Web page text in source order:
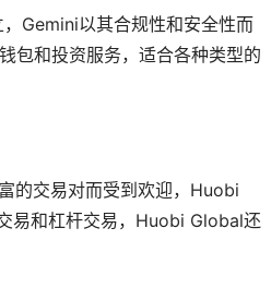
Gemini以其合规性和安全性而
包和投资服务，适合各种类型的
的交易对而受到欢迎，Huobi
易和杠杆交易，Huobi Global还